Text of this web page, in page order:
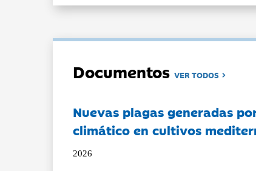
DocumentosVER TODOS
Nuevas plagas generadas
climático en cultivos
2026